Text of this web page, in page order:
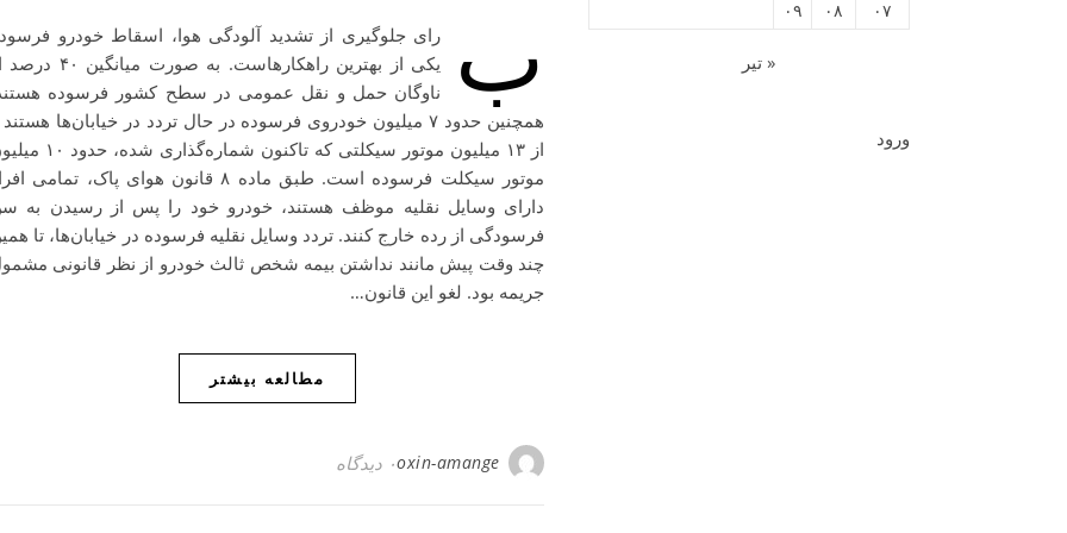
ب
رای جلوگیری از تشدید آلودگی هوا، اسقاط خودرو
یکی از بهترین راهکارهاست. به صورت میانگین
ناوگان حمل و نقل عمومی در سطح کشور فرسوده
همچنین حدود ۷ میلیون خودروی فرسوده در حال تردد در خیابان‌ها
از ۱۳ میلیون موتور سیکلتی که تاکنون شماره‌گذاری
موتور سیکلت فرسوده است. طبق ماده ۸ قانون هوای پاک، تمامی
دارای وسایل نقلیه موظف هستند، خودرو خود را پس از رسیدن به
فرسودگی از رده خارج کنند. تردد وسایل نقلیه فرسوده در خیابان‌‌ها، تا
چند وقت پیش مانند نداشتن بیمه شخص ثالث خودرو از نظر قانونی
جریمه بود. لغو این قانون…
مطالعه بیشتر
oxin-amange۰ دیدگاه
۰۷
۰۸ ۰۹
« تیر
ورود